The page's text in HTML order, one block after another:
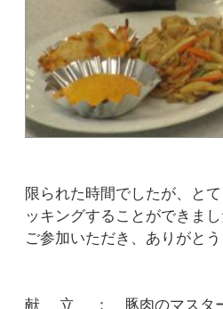
限られた時間でしたが、と
ッキングすることができまし
ご参加いただき、ありがとう
献 立 ： 豚肉のマスター